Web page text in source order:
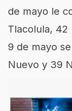
de mayo le
Tlacolula, 42
9 de mayo
Nuevo y 39